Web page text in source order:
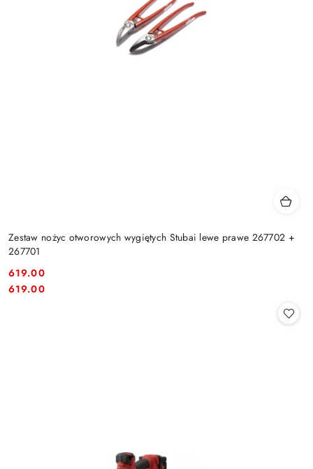
Zestaw nożyc otworowych wygiętych Stubai lewe prawe 267702 +
267701
Cena:
619.00
Cena:
619.00